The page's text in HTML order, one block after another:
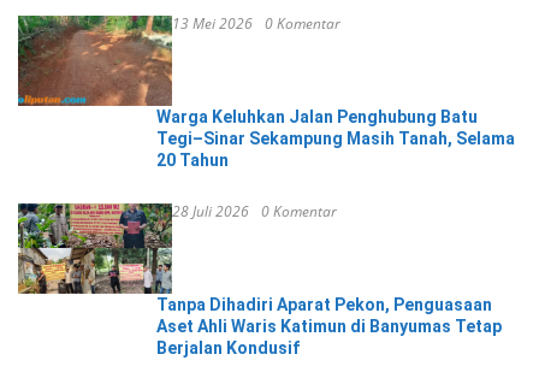
13 Mei 2026 0 Komentar
Warga Keluhkan Jalan Penghubung Batu
Tegi–Sinar Sekampung Masih Tanah, Selama
20 Tahun
28 Juli 2026 0 Komentar
Tanpa Dihadiri Aparat Pekon, Penguasaan
Aset Ahli Waris Katimun di Banyumas Tetap
Berjalan Kondusif